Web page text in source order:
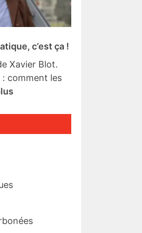
c’est ça !
Xavier Blot.
: comment les